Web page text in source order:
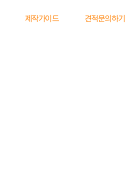
제작가이드 견적문의하기